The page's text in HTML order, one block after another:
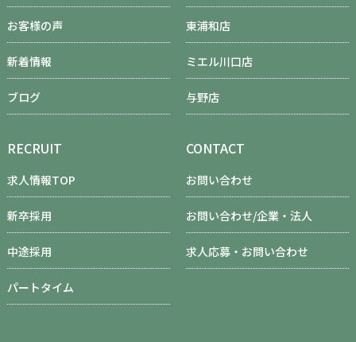
お客様の声
新着情報
ブログ
東浦和店
ミエル川口店
与野店
RECRUIT
求人情報TOP
新卒採用
中途採用
パートタイム
CONTACT
お問い合わせ
お問い合わせ/企業・法人
求人応募・お問い合わせ